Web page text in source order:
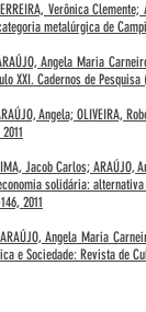
Verônica
metalúrgica de
Angela Maria
XXI. Cadernos de
Angela; OLIVEIRA,
Jacob Carlos; ARAÚJO,
solidária:
2011
Angela Maria
e Sociedade: Revista de